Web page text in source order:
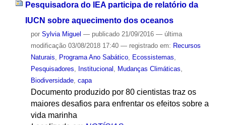
Pesquisadora do IEA participa de relatório da
IUCN sobre aquecimento dos oceanos
por Sylvia Miguel — publicado21/09/2016 — última
modificação03/08/2018 17:40 — registrado em: Recursos
Naturais, Programa Ano Sabático, Ecossistemas,
Pesquisadores, Institucional , Mudanças Climáticas,
Biodiversidade, capa
Documento produzido por 80 cientistas traz os
maiores desafios para enfrentar os efeitos sobre a
vida marinha